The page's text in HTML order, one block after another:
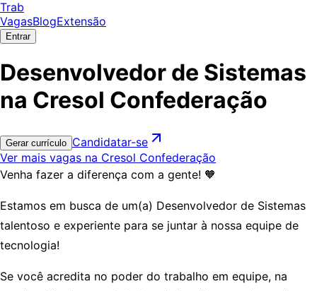
Trab
VagasBlogExtensão
Entrar
Desenvolvedor de Sistemas
na Cresol Confederação
Gerar currículo Candidatar-se
Ver mais vagas na Cresol Confederação
Venha fazer a diferença com a gente! 🧡
Estamos em busca de um(a) Desenvolvedor de Sistemas
talentoso e experiente para se juntar à nossa equipe de
tecnologia!
Se você acredita no poder do trabalho em equipe, na